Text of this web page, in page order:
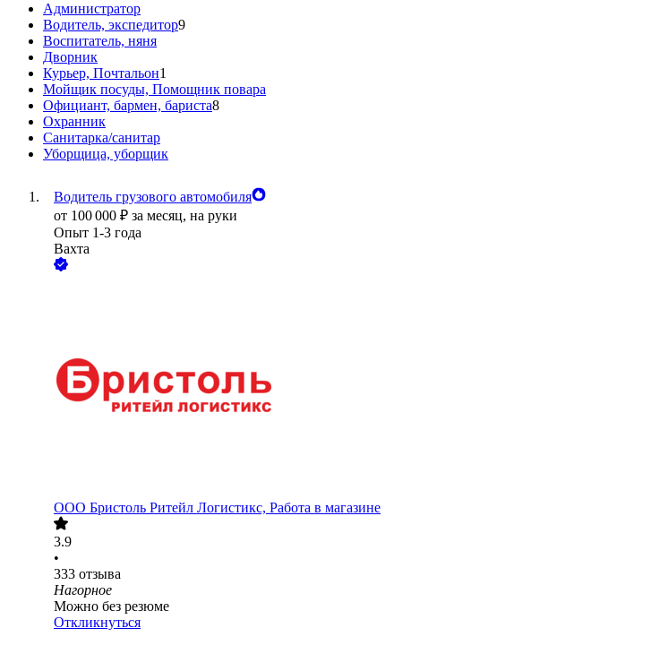
Администратор
Водитель, экспедитор9
Воспитатель, няня
Дворник
Курьер, Почтальон1
Мойщик посуды, Помощник повара
Официант, бармен, бариста8
Охранник
Санитарка/санитар
Уборщица, уборщик
Водитель грузового автомобиля
от 100 000 ₽ за месяц, на руки
Опыт 1-3 года
Вахта
ООО Бристоль Ритейл Логистикс, Работа в магазине
3.9
•
333 отзыва
Нагорное
Можно без резюме
Откликнуться